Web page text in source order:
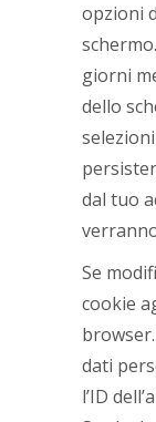
opzioni
giorni
dello
dal tuo
Se
cookie
dati
l’ID